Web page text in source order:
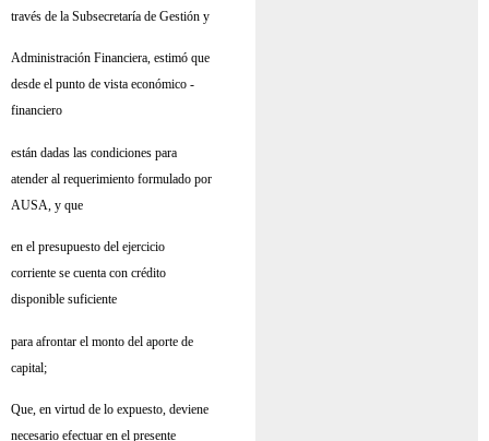
través de la Subsecretaría de Gestión y
Administración Financiera, estimó que
desde el punto de vista económico -
financiero
están dadas las condiciones para
atender al requerimiento formulado por
AUSA, y que
en el presupuesto del ejercicio
corriente se cuenta con crédito
disponible suficiente
para afrontar el monto del aporte de
capital;
Que, en virtud de lo expuesto, deviene
necesario efectuar en el presente